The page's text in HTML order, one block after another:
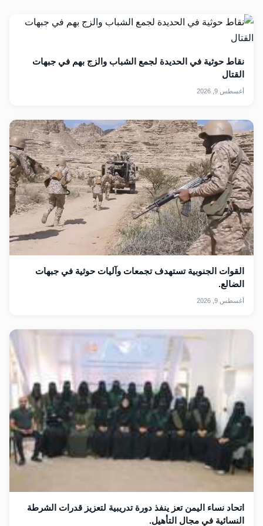
نقاط حوثية في الحديدة لجمع الشباب والزج بهم في جبهات
القتال
أغسطس 9, 2026
القوات الجنوبية تستهدف تجمعات وآليات حوثية في جبهات
الضالع.
أغسطس 9, 2026
اتحاد نساء اليمن تعز ينفذ دورة تدريبية لتعزيز قدرات الشرطة
النسائية في مجال التأهيل.